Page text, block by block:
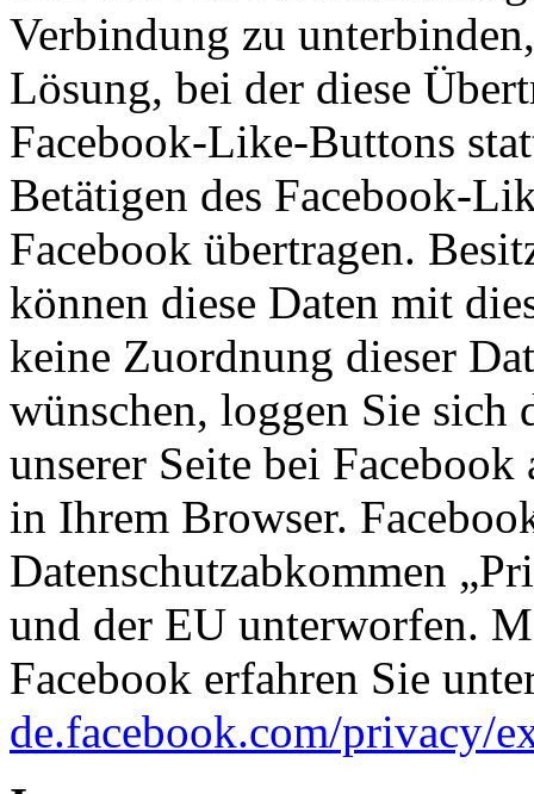
Verbindung zu
Lösung, bei der diese
Facebook-Like-Buttons
Betätigen des Facebook-
Facebook übertragen.
können diese Daten mit
keine Zuordnung dieser
wünschen, loggen Sie sich
unserer Seite bei
in Ihrem Browser.
Datenschutzabkommen
und der EU unterworfen.
Facebook erfahren Sie
de.facebook.com/privacy/